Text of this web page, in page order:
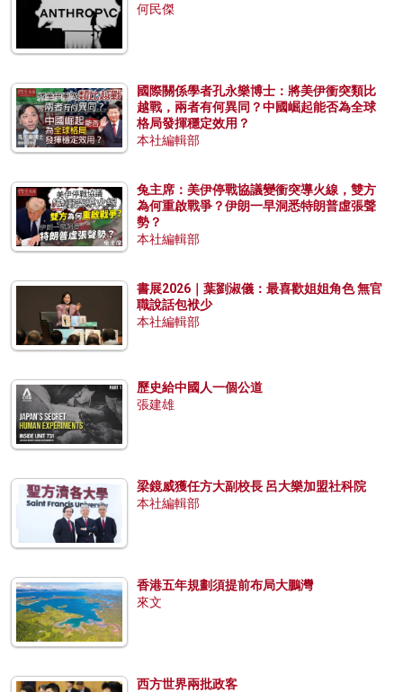
何民傑
國際關係學者孔永樂博士：將美伊衝突類比
越戰，兩者有何異同？中國崛起能否為全球
格局發揮穩定效用？
本社編輯部
兔主席：美伊停戰協議變衝突導火線，雙方
為何重啟戰爭？伊朗一早洞悉特朗普虛張聲
勢？
本社編輯部
書展2026｜葉劉淑儀：最喜歡姐姐角色 無官
職說話包袱少
本社編輯部
歷史給中國人一個公道
張建雄
梁鏡威獲任方大副校長 呂大樂加盟社科院
本社編輯部
香港五年規劃須提前布局大鵬灣
來文
西方世界兩批政客